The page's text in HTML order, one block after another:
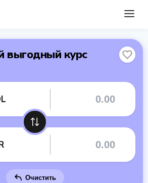
выгодный курс
Очистить